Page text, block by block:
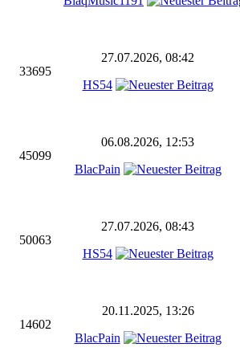
33695
27.07.2026, 08:42
HS54
45099
06.08.2026, 12:53
BlacPain
50063
27.07.2026, 08:43
HS54
14602
20.11.2025, 13:26
BlacPain